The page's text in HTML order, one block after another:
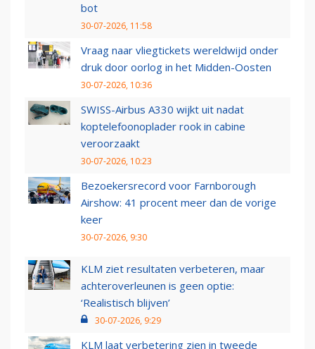
bot
30-07-2026, 11:58
Vraag naar vliegtickets wereldwijd onder
druk door oorlog in het Midden-Oosten
30-07-2026, 10:36
SWISS-Airbus A330 wijkt uit nadat
koptelefoonoplader rook in cabine
veroorzaakt
30-07-2026, 10:23
Bezoekersrecord voor Farnborough
Airshow: 41 procent meer dan de vorige
keer
30-07-2026, 9:30
KLM ziet resultaten verbeteren, maar
achteroverleunen is geen optie:
‘Realistisch blijven’
30-07-2026, 9:29
KLM laat verbetering zien in tweede